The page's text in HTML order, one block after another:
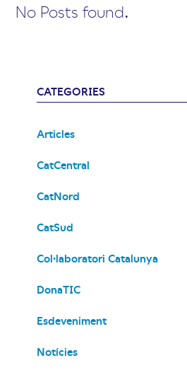
No Posts found.
CATEGORIES
Articles
CatCentral
CatNord
CatSud
Col·laboratori Catalunya
DonaTIC
Esdeveniment
Notícies